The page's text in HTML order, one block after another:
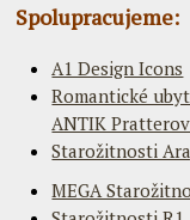
Spolupracujeme:
A1 Design Icons
Romantické
ANTIK
Starožitnosti
MEGA